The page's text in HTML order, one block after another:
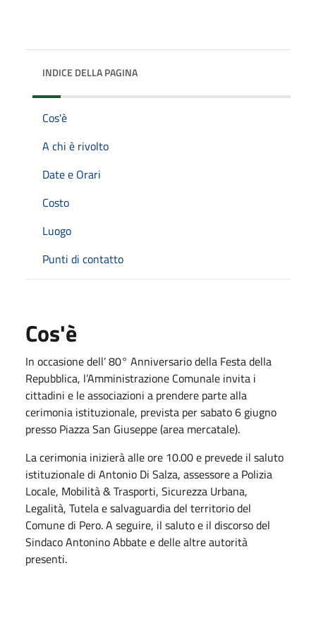
INDICE DELLA PAGINA
Cos'è
A chi è rivolto
Date e Orari
Costo
Luogo
Punti di contatto
Cos'è
In occasione dell’ 80° Anniversario della Festa della
Repubblica, l’Amministrazione Comunale invita i
cittadini e le associazioni a prendere parte alla
cerimonia istituzionale, prevista per sabato 6 giugno
presso Piazza San Giuseppe (area mercatale).
La cerimonia inizierà alle ore 10.00 e prevede il saluto
istituzionale di Antonio Di Salza, assessore a Polizia
Locale, Mobilità & Trasporti, Sicurezza Urbana,
Legalità, Tutela e salvaguardia del territorio del
Comune di Pero. A seguire, il saluto e il discorso del
Sindaco Antonino Abbate e delle altre autorità
presenti.